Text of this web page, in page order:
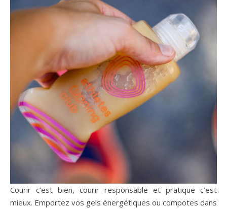
Courir c’est bien, courir responsable et pratique c’est
mieux. Emportez vos gels énergétiques ou compotes dans